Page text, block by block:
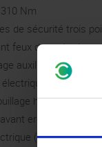
Nm
de sécurité trois
feux de route
auxiliaire électrique
puissance
hayon de
ergoActive
(e-Sound)